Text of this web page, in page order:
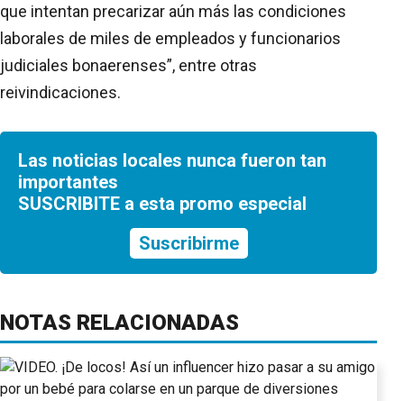
que intentan precarizar aún más las condiciones
laborales de miles de empleados y funcionarios
judiciales bonaerenses”, entre otras
reivindicaciones.
Las noticias locales nunca fueron tan
importantes
SUSCRIBITE a esta promo especial
Suscribirme
NOTAS RELACIONADAS